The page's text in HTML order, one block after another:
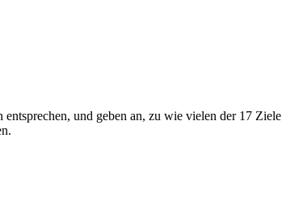
und geben an, zu wie vielen der 17